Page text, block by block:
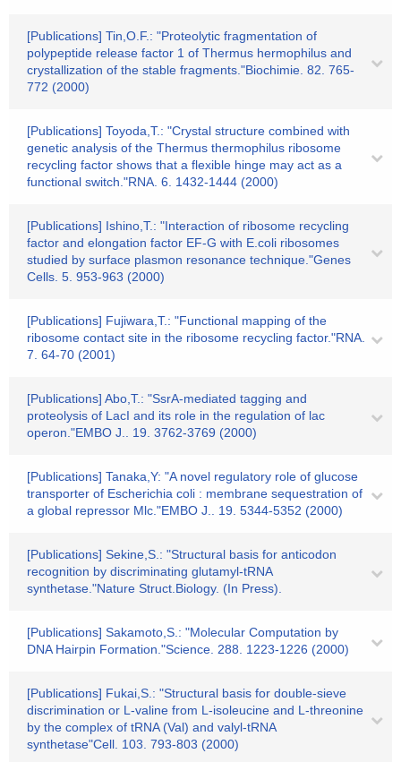
[Publications] Tin,O.F.: "Proteolytic fragmentation of
polypeptide release factor 1 of Thermus hermophilus and
crystallization of the stable fragments."Biochimie. 82. 765-
772 (2000)
[Publications] Toyoda,T.: "Crystal structure combined with
genetic analysis of the Thermus thermophilus ribosome
recycling factor shows that a flexible hinge may act as a
functional switch."RNA. 6. 1432-1444 (2000)
[Publications] Ishino,T.: "Interaction of ribosome recycling
factor and elongation factor EF-G with E.coli ribosomes
studied by surface plasmon resonance technique."Genes
Cells. 5. 953-963 (2000)
[Publications] Fujiwara,T.: "Functional mapping of the
ribosome contact site in the ribosome recycling factor."RNA.
7. 64-70 (2001)
[Publications] Abo,T.: "SsrA-mediated tagging and
proteolysis of LacI and its role in the regulation of lac
operon."EMBO J.. 19. 3762-3769 (2000)
[Publications] Tanaka,Y: "A novel regulatory role of glucose
transporter of Escherichia coli : membrane sequestration of
a global repressor Mlc."EMBO J.. 19. 5344-5352 (2000)
[Publications] Sekine,S.: "Structural basis for anticodon
recognition by discriminating glutamyl-tRNA
synthetase."Nature Struct.Biology. (In Press).
[Publications] Sakamoto,S.: "Molecular Computation by
DNA Hairpin Formation."Science. 288. 1223-1226 (2000)
[Publications] Fukai,S.: "Structural basis for double-sieve
discrimination or L-valine from L-isoleucine and L-threonine
by the complex of tRNA (Val) and valyl-tRNA
synthetase"Cell. 103. 793-803 (2000)